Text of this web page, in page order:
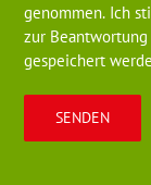
genommen. Ich
zur
gespeichert